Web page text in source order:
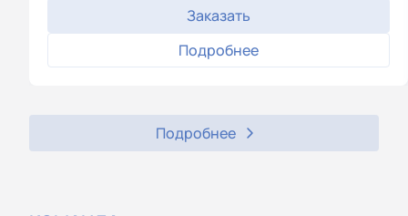
Заказать
Подробнее
Подробнее